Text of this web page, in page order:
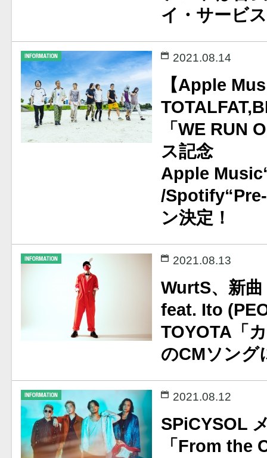
イ・サービ
2021.08.14
【Apple
「WE RUN
ス記念
Apple
/
ン決定！
2021.08.13
WurtS、新
feat. Ito
TOYOTA「
のCMソング
2021.08.12
SPiCYSOL
「From the